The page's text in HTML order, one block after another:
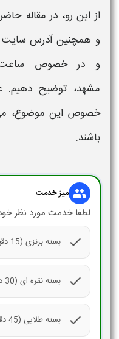
از این رو، در مقاله
و همچنین آدرس سایت
و در خصوص
مشهد، توضیح دهیم.
خصوص این موضوع، می
باشند.
group میز خدمت
لطفا خدمت مورد نظر خود
check بسته برنزی (15 دقیقه ای) دادگاه خانواده مشهد
check بسته نقره ای (30 دقیقه ای) دادگاه خانواده مشهد
check بسته طلایی (45 دقیقه ای) دادگاه خانواده مشهد